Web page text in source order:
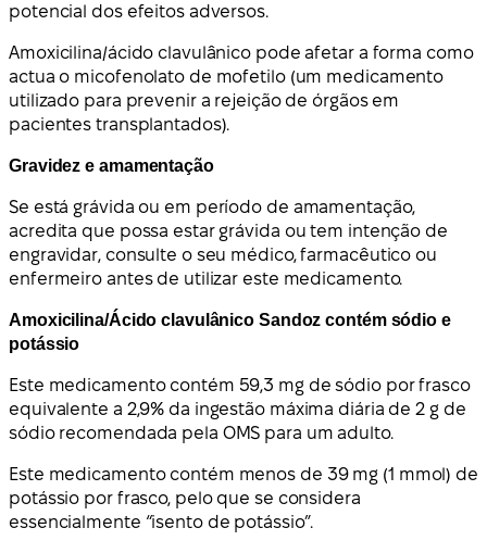
potencial dos efeitos adversos.
Amoxicilina/ácido clavulânico pode afetar a forma como
actua o micofenolato de mofetilo (um medicamento
utilizado para prevenir a rejeição de órgãos em
pacientes transplantados).
Gravidez e amamentação
Se está grávida ou em período de amamentação,
acredita que possa estar grávida ou tem intenção de
engravidar, consulte o seu médico, farmacêutico ou
enfermeiro antes de utilizar este medicamento.
Amoxicilina/Ácido clavulânico Sandoz contém sódio e
potássio
Este medicamento contém 59,3 mg de sódio por frasco
equivalente a 2,9% da ingestão máxima diária de 2 g de
sódio recomendada pela OMS para um adulto.
Este medicamento contém menos de 39 mg (1 mmol) de
potássio por frasco, pelo que se considera
essencialmente “isento de potássio”.